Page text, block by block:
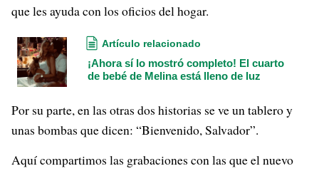
que les ayuda con los oficios del hogar.
Artículo relacionado
¡Ahora sí lo mostró completo! El cuarto
de bebé de Melina está lleno de luz
Por su parte, en las otras dos historias se ve un tablero y
unas bombas que dicen: “Bienvenido, Salvador”.
Aquí compartimos las grabaciones con las que el nuevo